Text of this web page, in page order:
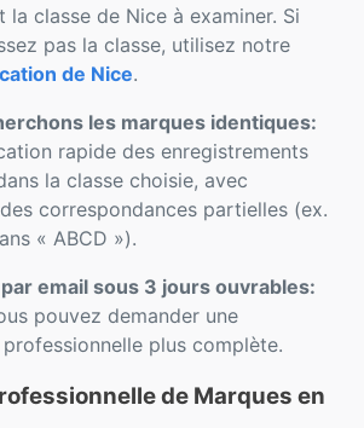
la classe de Nice à examiner. Si
pas la classe, utilisez notre
de Nice.
les marques identiques:
rapide des enregistrements
la classe choisie, avec
correspondances partielles (ex.
« ABCD »).
email sous 3 jours ouvrables:
pouvez demander une
plus complète.
de Marques en